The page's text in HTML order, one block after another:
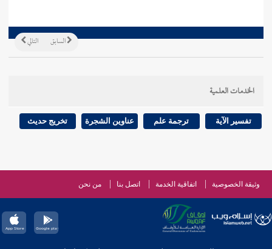
التالي السابق
الخدمات العلمية
تفسير الآية ترجمة علم عناوين الشجرة تخريج حديث
وثيقة الخصوصية اتفاقية الخدمة اتصل بنا من نحن